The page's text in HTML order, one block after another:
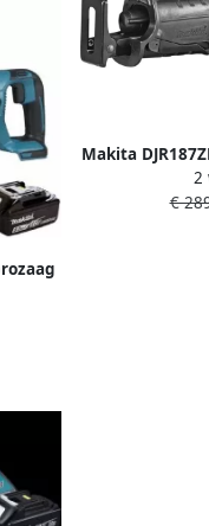
en
Makita
en
2
€